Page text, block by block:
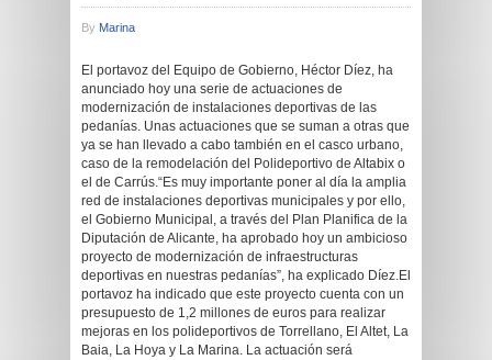
By Marina
El portavoz del Equipo de Gobierno, Héctor Díez, ha
anunciado hoy una serie de actuaciones de
modernización de instalaciones deportivas de las
pedanías. Unas actuaciones que se suman a otras que
ya se han llevado a cabo también en el casco urbano,
caso de la remodelación del Polideportivo de Altabix o
el de Carrús.“Es muy importante poner al día la amplia
red de instalaciones deportivas municipales y por ello,
el Gobierno Municipal, a través del Plan Planifica de la
Diputación de Alicante, ha aprobado hoy un ambicioso
proyecto de modernización de infraestructuras
deportivas en nuestras pedanías”, ha explicado Díez.El
portavoz ha indicado que este proyecto cuenta con un
presupuesto de 1,2 millones de euros para realizar
mejoras en los polideportivos de Torrellano, El Altet, La
Baia, La Hoya y La Marina. La actuación será